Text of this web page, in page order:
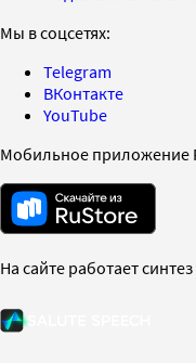
Мы в соцсетях:
Telegram
ВКонтакте
YouTube
Мобильное приложение
На сайте работает